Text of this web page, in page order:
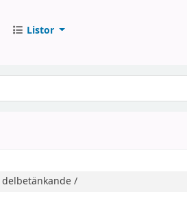
Listor
delbetänkande /